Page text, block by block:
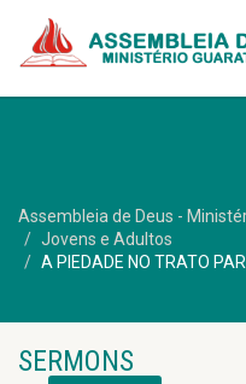
Assembleia de Deus -
Jovens e Adultos
A PIEDADE NO TRATO
SERMONS